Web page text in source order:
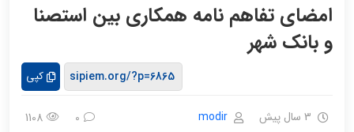
امضای تفاهم نامه همکاری بین استصنا
و بانک شهر
کپی
3 سال پیش modir
0
1108